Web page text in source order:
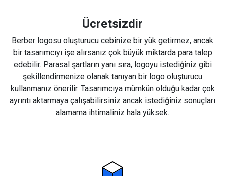
Ücretsizdir
Berber logosu oluşturucu cebinize bir yük getirmez, ancak
bir tasarımcıyı işe alırsanız çok büyük miktarda para talep
edebilir. Parasal şartların yanı sıra, logoyu istediğiniz gibi
şekillendirmenize olanak tanıyan bir logo oluşturucu
kullanmanız önerilir. Tasarımcıya mümkün olduğu kadar çok
ayrıntı aktarmaya çalışabilirsiniz ancak istediğiniz sonuçları
alamama ihtimaliniz hala yüksek.